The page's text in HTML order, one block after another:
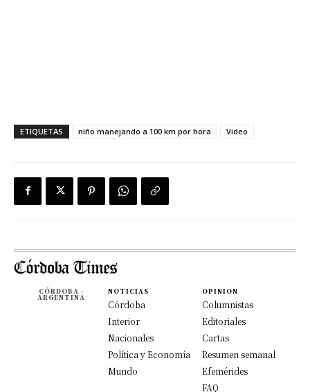
ETIQUETAS niño manejando a 100 km por hora Video
CÓRDOBA -
ARGENTINA
NOTICIAS
Córdoba
Interior
Nacionales
Política y Economía
Mundo
OPINION
Columnistas
Editoriales
Cartas
Resumen semanal
Efemérides
FAQ